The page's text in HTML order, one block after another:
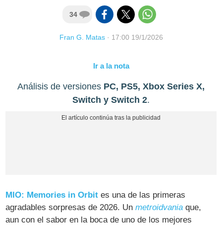
34
Fran G. Matas· 17:00 19/1/2026
Ir a la nota
Análisis de versiones PC, PS5, Xbox Series X,
Switch y Switch 2.
MIO: Memories in Orbit es una de las primeras
agradables sorpresas de 2026. Unmetroidvania que,
aun con el sabor en la boca de uno de los mejores